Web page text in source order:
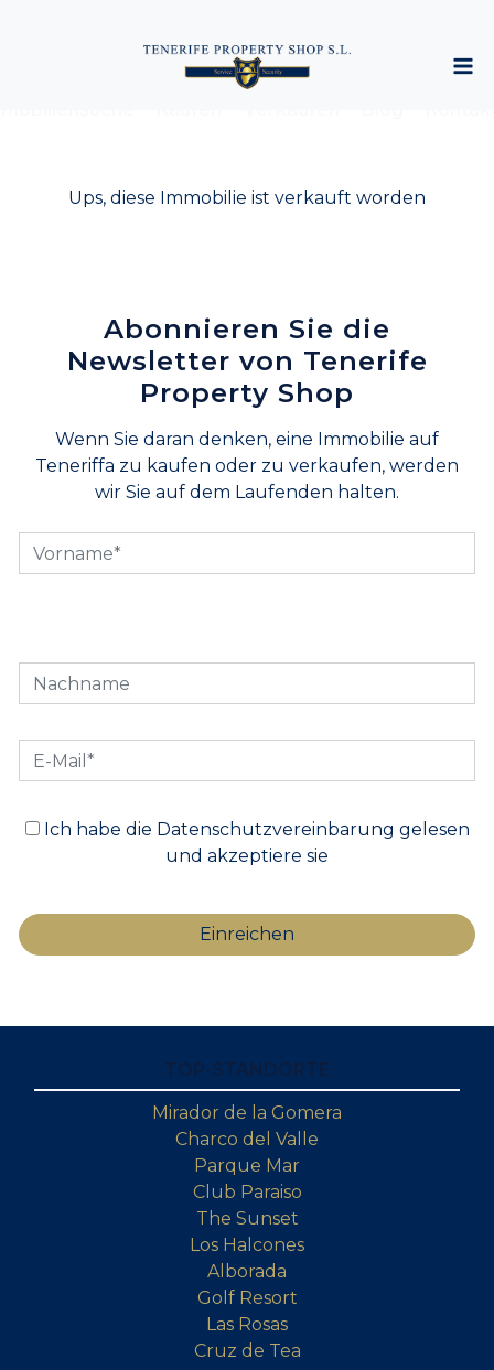
Ups, diese Immobilie ist verkauft worden
Abonnieren Sie die
Newsletter von Tenerife
Property Shop
Wenn Sie daran denken, eine Immobilie auf
Teneriffa zu kaufen oder zu verkaufen, werden
wir Sie auf dem Laufenden halten.
Ich habe die Datenschutzvereinbarung gelesen
und akzeptiere sie
Mirador de la Gomera
Charco del Valle
Parque Mar
Club Paraiso
The Sunset
Los Halcones
Alborada
Golf Resort
Las Rosas
Cruz de Tea